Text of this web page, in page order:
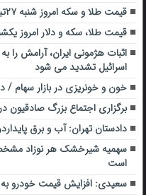
قیمت طلا و سکه امروز شنبه ۲۷تیر/ افزایش همه قیمت ها + جدول
قیمت طلا، سکه و دلار امروز یکشنبه ۲۰ مهر ۱۴۰۴ / بازار در مسیر
اسرائیل تشدید می شود
خون و خونریزی در بازار سهام
برگزاری اجتماع بزرگ صادقیون
دادستان تهران: آب و برق
سهمیه شیرخشک هر نوزاد
است
سعیدی: افزایش قیمت خودرو به